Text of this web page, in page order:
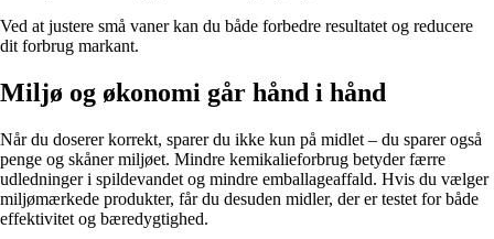
Ved at justere små vaner kan du både forbedre resultatet og reducere
dit forbrug markant.
Miljø og økonomi går hånd i hånd
Når du doserer korrekt, sparer du ikke kun på midlet – du sparer også
penge og skåner miljøet. Mindre kemikalieforbrug betyder færre
udledninger i spildevandet og mindre emballageaffald. Hvis du vælger
miljømærkede produkter, får du desuden midler, der er testet for både
effektivitet og bæredygtighed.